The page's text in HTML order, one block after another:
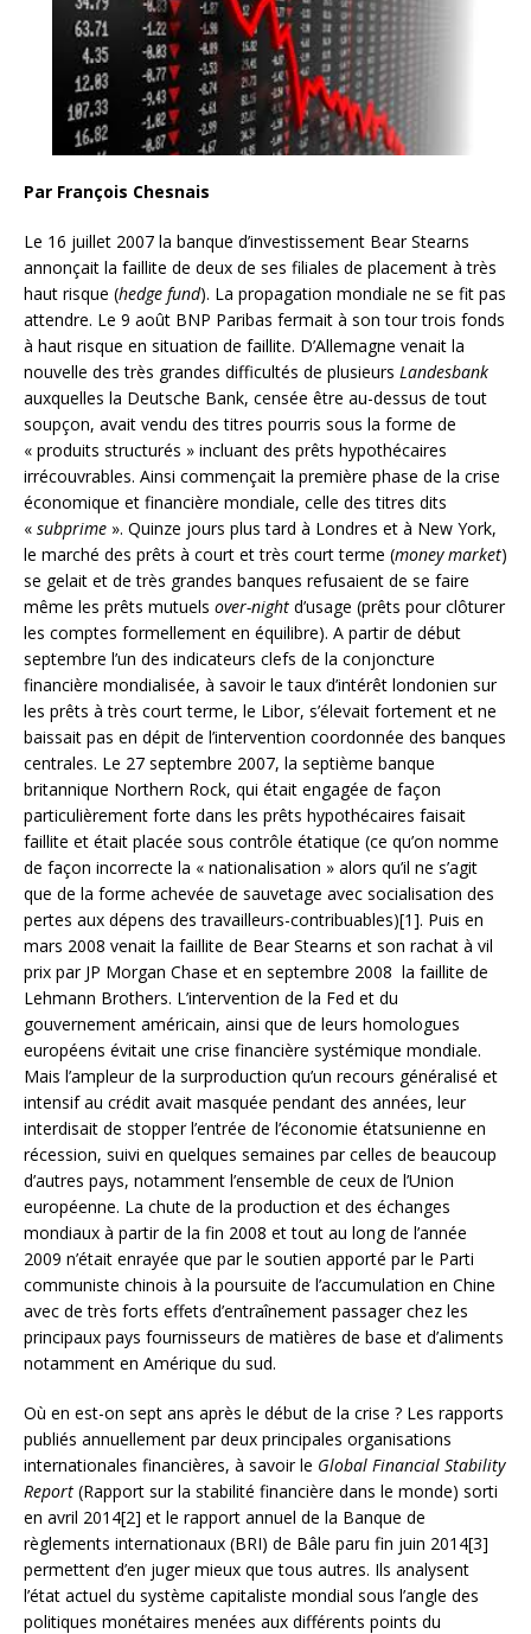
Par François Chesnais
Le 16 juillet 2007 la banque d’investissement Bear Stearns
annonçait la faillite de deux de ses filiales de placement à très
haut risque (hedge fund). La propagation mondiale ne se fit pas
attendre. Le 9 août BNP Paribas fermait à son tour trois fonds
à haut risque en situation de faillite. D’Allemagne venait la
nouvelle des très grandes difficultés de plusieurs Landesbank
auxquelles la Deutsche Bank, censée être au-dessus de tout
soupçon, avait vendu des titres pourris sous la forme de
« produits structurés » incluant des prêts hypothécaires
irrécouvrables. Ainsi commençait la première phase de la crise
économique et financière mondiale, celle des titres dits
« subprime ». Quinze jours plus tard à Londres et à New York,
le marché des prêts à court et très court terme (money market)
se gelait et de très grandes banques refusaient de se faire
même les prêts mutuels over-night d’usage (prêts pour clôturer
les comptes formellement en équilibre). A partir de début
septembre l’un des indicateurs clefs de la conjoncture
financière mondialisée, à savoir le taux d’intérêt londonien sur
les prêts à très court terme, le Libor, s’élevait fortement et ne
baissait pas en dépit de l’intervention coordonnée des banques
centrales. Le 27 septembre 2007, la septième banque
britannique Northern Rock, qui était engagée de façon
particulièrement forte dans les prêts hypothécaires faisait
faillite et était placée sous contrôle étatique (ce qu’on nomme
de façon incorrecte la « nationalisation » alors qu’il ne s’agit
que de la forme achevée de sauvetage avec socialisation des
pertes aux dépens des travailleurs-contribuables)[1]. Puis en
mars 2008 venait la faillite de Bear Stearns et son rachat à vil
prix par JP Morgan Chase et en septembre 2008 la faillite de
Lehmann Brothers. L’intervention de la Fed et du
gouvernement américain, ainsi que de leurs homologues
européens évitait une crise financière systémique mondiale.
Mais l’ampleur de la surproduction qu’un recours généralisé et
intensif au crédit avait masquée pendant des années, leur
interdisait de stopper l’entrée de l’économie étatsunienne en
récession, suivi en quelques semaines par celles de beaucoup
d’autres pays, notamment l’ensemble de ceux de l’Union
européenne. La chute de la production et des échanges
mondiaux à partir de la fin 2008 et tout au long de l’année
2009 n’était enrayée que par le soutien apporté par le Parti
communiste chinois à la poursuite de l’accumulation en Chine
avec de très forts effets d’entraînement passager chez les
principaux pays fournisseurs de matières de base et d’aliments
notamment en Amérique du sud.
Où en est-on sept ans après le début de la crise ? Les rapports
publiés annuellement par deux principales organisations
internationales financières, à savoir le Global Financial Stability
Report (Rapport sur la stabilité financière dans le monde) sorti
en avril 2014[2] et le rapport annuel de la Banque de
règlements internationaux (BRI) de Bâle paru fin juin 2014[3]
permettent d’en juger mieux que tous autres. Ils analysent
l’état actuel du système capitaliste mondial sous l’angle des
politiques monétaires menées aux différents points du